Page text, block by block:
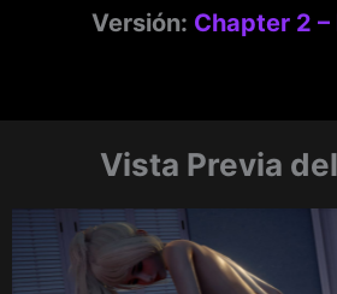
Versión: Chapter 2 –
Vista Previa